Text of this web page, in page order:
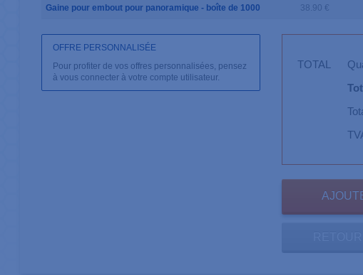
Gaine pour embout pour panoramique - boîte de 1000 38.90 €
OFFRE PERSONNALISÉE
Pour profiter de vos offres personnalisées, pensez
à vous connecter à votre compte utilisateur.
TOTAL